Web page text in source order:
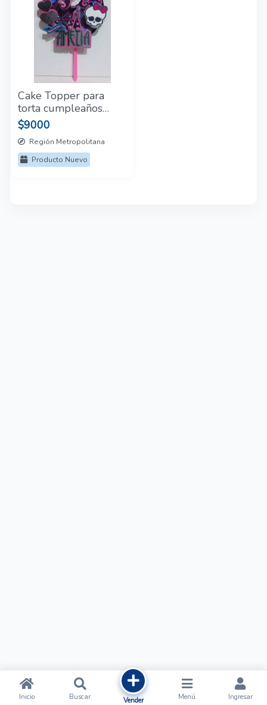
Inicio Buscar Vender Menú Ingresar
Cake Topper para
torta cumpleaños
eventos
$9000
Región Metropolitana
Producto Nuevo